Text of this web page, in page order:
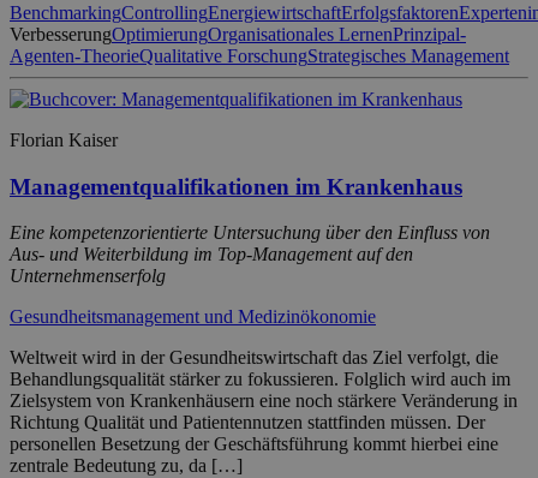
BenchmarkingControllingEnergiewirtschaftErfolgsfaktoren
VerbesserungOptimierungOrganisationales LernenPrinzipal-
Agenten-TheorieQualitative ForschungStrategisches Management
Florian Kaiser
Managementqualifikationen im Krankenhaus
Eine kompetenzorientierte Untersuchung über den Einfluss von
Aus- und Weiterbildung im Top-Management auf den
Unternehmenserfolg
Gesundheitsmanagement und Medizinökonomie
Weltweit wird in der Gesundheitswirtschaft das Ziel verfolgt, die
Behandlungsqualität stärker zu fokussieren. Folglich wird auch im
Zielsystem von Krankenhäusern eine noch stärkere Veränderung in
Richtung Qualität und Patientennutzen stattfinden müssen. Der
personellen Besetzung der Geschäftsführung kommt hierbei eine
zentrale Bedeutung zu, da […]